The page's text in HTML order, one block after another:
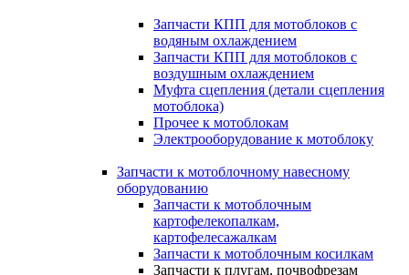
Запчасти КПП для мотоблоков с
водяным охлаждением
Запчасти КПП для мотоблоков с
воздушным охлаждением
Муфта сцепления (детали сцепления
мотоблока)
Прочее к мотоблокам
Электрооборудование к мотоблоку
Запчасти к мотоблочному навесному
оборудованию
Запчасти к мотоблочным
картофелекопалкам,
картофелесажалкам
Запчасти к мотоблочным косилкам
Запчасти к плугам, почвофрезам